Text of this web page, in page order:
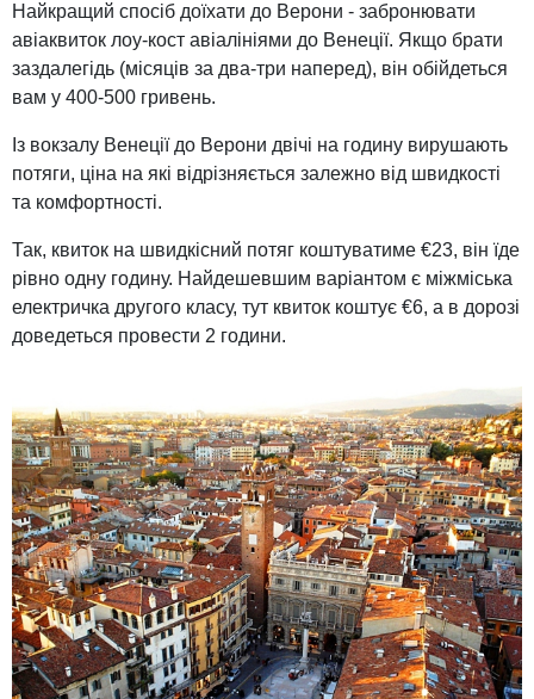
Найкращий спосіб доїхати до Верони - забронювати
авіаквиток лоу-кост авіалініями до Венеції. Якщо брати
заздалегідь (місяців за два-три наперед), він обійдеться
вам у 400-500 гривень.
Із вокзалу Венеції до Верони двічі на годину вирушають
потяги, ціна на які відрізняється залежно від швидкості
та комфортності.
Так, квиток на швидкісний потяг коштуватиме €23, він їде
рівно одну годину. Найдешевшим варіантом є міжміська
електричка другого класу, тут квиток коштує €6, а в дорозі
доведеться провести 2 години.